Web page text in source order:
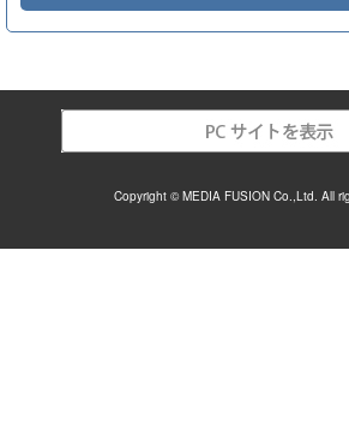
Copyright © MEDIA FUSION Co.,Ltd. All